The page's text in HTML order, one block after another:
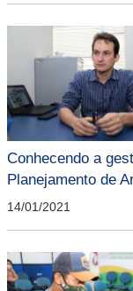
Conhecendo a
Planejamento de
14/01/2021